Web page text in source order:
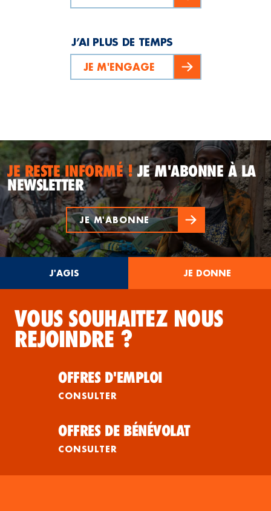
J’AI PLUS DE TEMPS
JE M'ENGAGE
JE RESTE INFORMÉ !JE M'ABONNE À LA
NEWSLETTER
JE M'ABONNE
J'AGIS JE DONNE
VOUS SOUHAITEZ NOUS
REJOINDRE ?
OFFRES D'EMPLOI
CONSULTER
OFFRES DE BÉNÉVOLAT
CONSULTER